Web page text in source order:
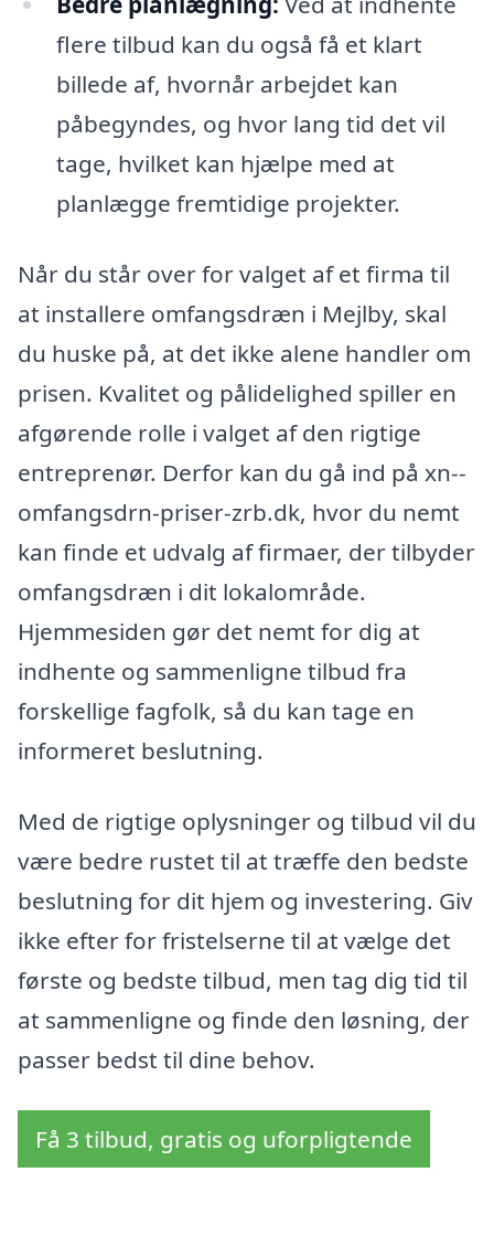
flere tilbud kan du også få et klart
billede af, hvornår arbejdet kan
påbegyndes, og hvor lang tid det vil
tage, hvilket kan hjælpe med at
planlægge fremtidige projekter.
Når du står over for valget af et firma til
at installere omfangsdræn i Mejlby, skal
du huske på, at det ikke alene handler om
prisen. Kvalitet og pålidelighed spiller en
afgørende rolle i valget af den rigtige
entreprenør. Derfor kan du gå ind på xn--
omfangsdrn-priser-zrb.dk, hvor du nemt
kan finde et udvalg af firmaer, der tilbyder
omfangsdræn i dit lokalområde.
Hjemmesiden gør det nemt for dig at
indhente og sammenligne tilbud fra
forskellige fagfolk, så du kan tage en
informeret beslutning.
Med de rigtige oplysninger og tilbud vil du
være bedre rustet til at træffe den bedste
beslutning for dit hjem og investering. Giv
ikke efter for fristelserne til at vælge det
første og bedste tilbud, men tag dig tid til
at sammenligne og finde den løsning, der
passer bedst til dine behov.
Få 3 tilbud, gratis og uforpligtende